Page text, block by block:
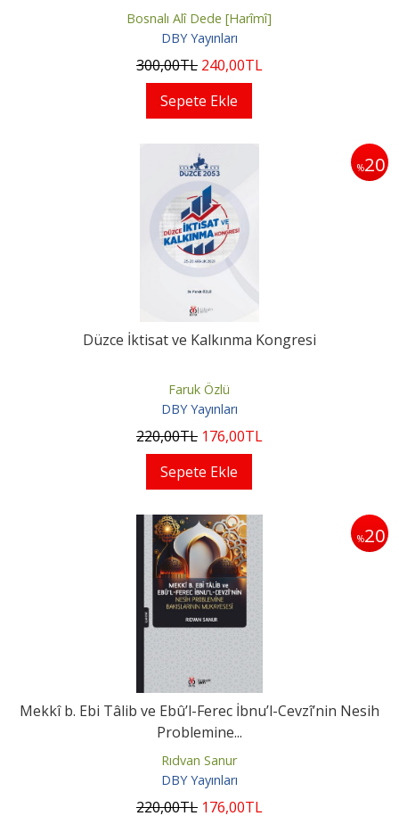
Bosnalı Alî Dede [Harîmî]
DBY Yayınları
300,00TL 240,00TL
Sepete Ekle
%20
Düzce İktisat ve Kalkınma Kongresi
Faruk Özlü
DBY Yayınları
220,00TL 176,00TL
Sepete Ekle
%20
Mekkî b. Ebi Tâlib ve Ebû’l-Ferec İbnu’l-Cevzî’nin Nesih
Problemine...
Rıdvan Sanur
DBY Yayınları
220,00TL 176,00TL